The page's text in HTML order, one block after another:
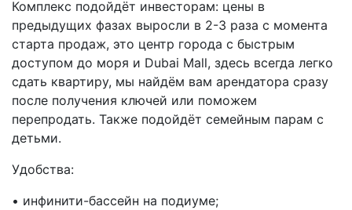
Комплекс подойдёт инвесторам: цены в
предыдущих фазах выросли в 2-3 раза с момента
старта продаж, это центр города с быстрым
доступом до моря и Dubai Mall, здесь всегда легко
сдать квартиру, мы найдём вам арендатора сразу
после получения ключей или поможем
перепродать. Также подойдёт семейным парам с
детьми.
Удобства:
• инфинити-бассейн на подиуме;